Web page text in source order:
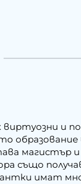
и
магистър и
също
имат